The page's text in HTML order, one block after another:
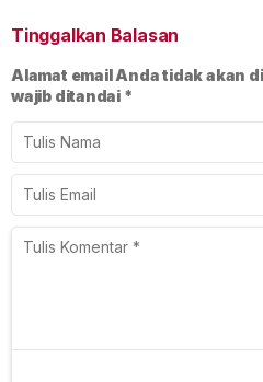
Tinggalkan Balasan
Alamat email Anda tidak akan
wajib ditandai *